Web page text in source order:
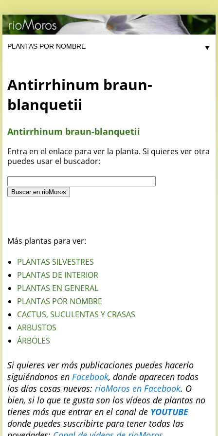
▼
Antirrhinum braun-
blanquetii
Antirrhinum braun-blanquetii
Entra en el enlace para ver la planta. Si quieres ver otra
puedes usar el buscador:
Más plantas para ver:
PLANTAS SILVESTRES
PLANTAS DE INTERIOR
PLANTAS EN GENERAL
PLANTAS POR NOMBRE
CACTUS, SUCULENTAS Y CRASAS
ARBUSTOS
ÁRBOLES
Si quieres ver más publicaciones puedes hacerlo
siguiéndonos en Facebook, donde aparecen todos
los días cosas nuevas: rioMoros en Facebook. O
bien, si lo que te gusta son los vídeos de plantas no
tienes más que entrar en el canal de YOUTUBE
donde puedes suscribirte para tener todas las